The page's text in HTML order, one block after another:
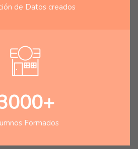
de Datos creados
Formados